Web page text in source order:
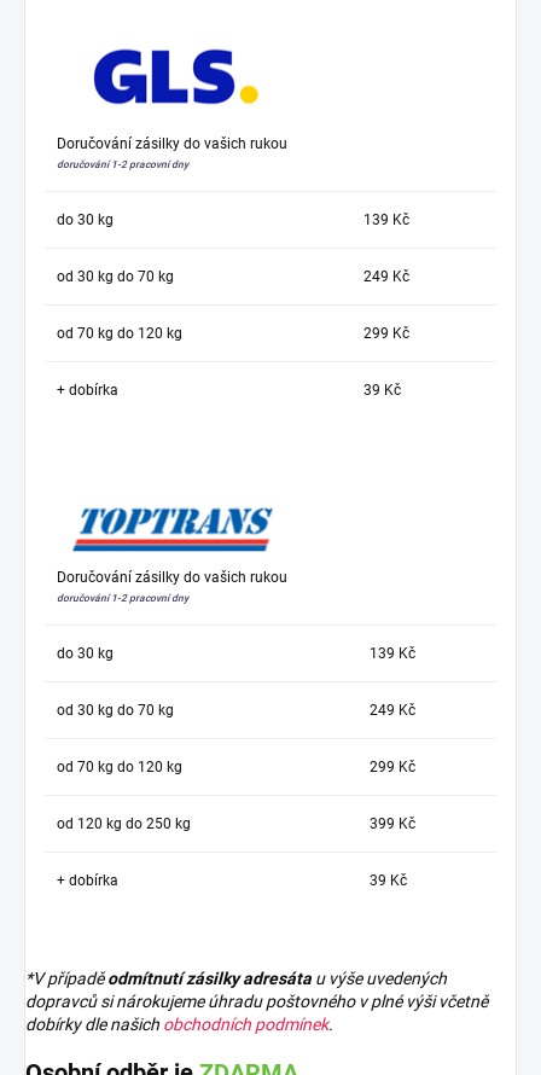
Doručování zásilky do vašich rukou
doručování 1-2 pracovní dny
do 30 kg 139 Kč
od 30 kg do 70 kg 249 Kč
od 70 kg do 120 kg 299 Kč
+ dobírka 39 Kč
Doručování zásilky do vašich rukou
doručování 1-2 pracovní dny
do 30 kg 139 Kč
od 30 kg do 70 kg 249 Kč
od 70 kg do 120 kg 299 Kč
od 120 kg do 250 kg 399 Kč
+ dobírka 39 Kč
*V případěodmítnutí zásilky adresáta u výše uvedených
dopravců si nárokujeme úhradu poštovného v plné výši včetně
dobírky dle našich obchodních podmínek.